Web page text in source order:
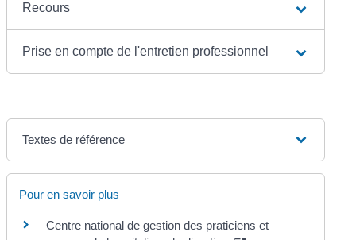
Recours
Prise en compte de l'entretien professionnel
Textes de référence
Pour en savoir plus
Centre national de gestion des praticiens et